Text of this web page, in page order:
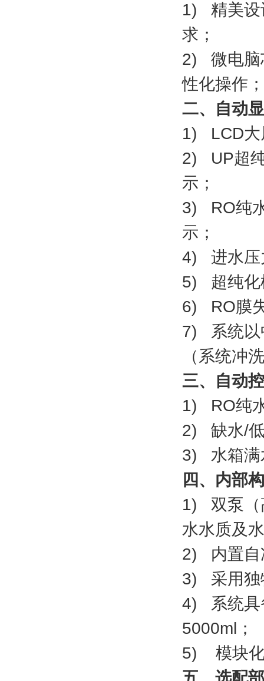
1) 精美设
求；
2) 微电脑
性化操作；
二、自动
1) LCD大
2) UP超
示；
3) RO纯
示；
4) 进水压
5) 超纯化
6) RO膜
7) 系统以
（系统冲
三、自动
1) RO纯
2) 缺水/低
3) 水箱满
四、内部
1) 双泵（
水水质及
2) 内置自
3) 采用独
4) 系统具
5000ml；
5) 模块化